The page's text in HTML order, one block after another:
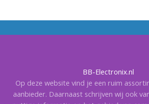
BB-Electronix.nl
Op deze website vind je een ruim
aanbieder. Daarnaast schrijven wij ook